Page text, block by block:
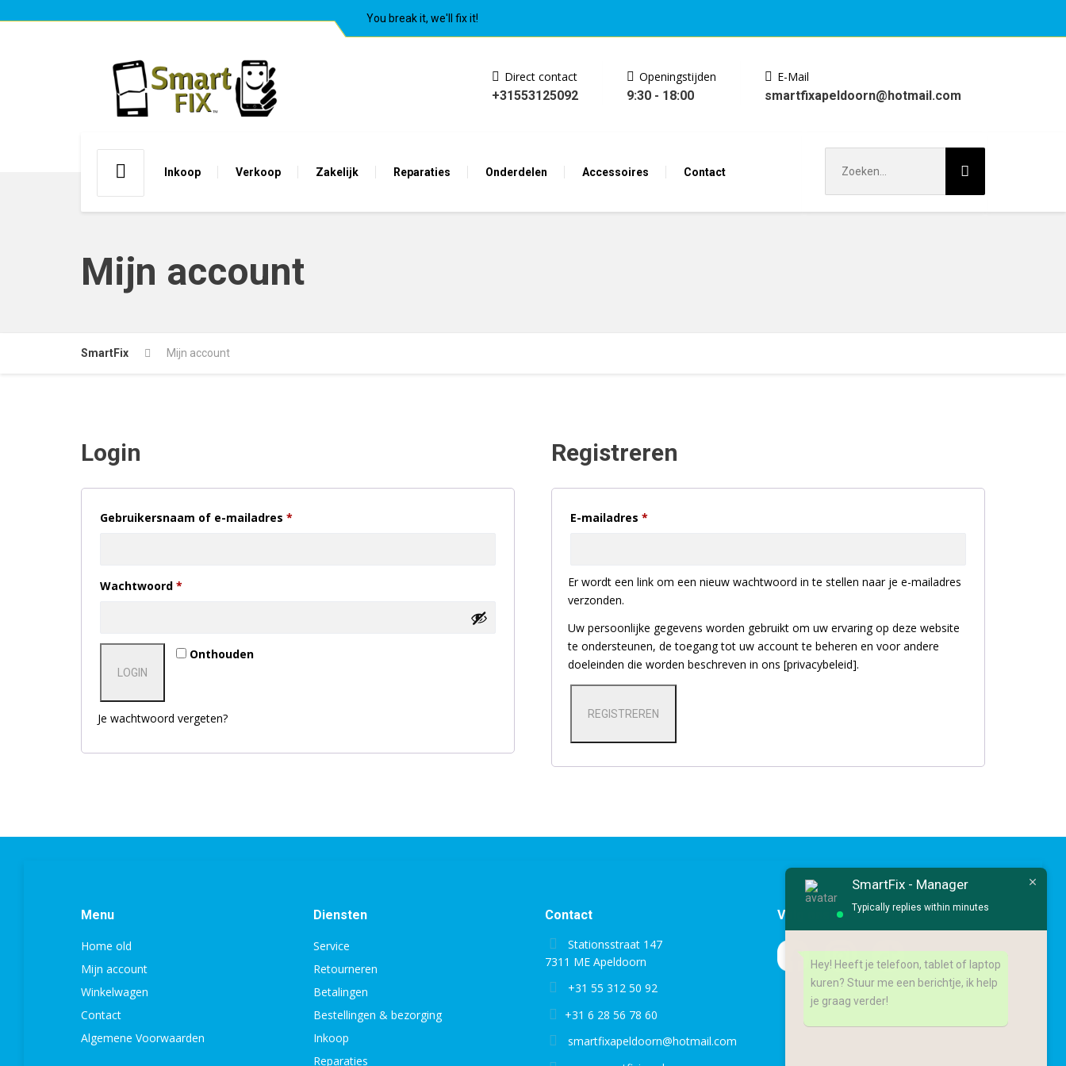
You break it, we'll fix it!
Inkoop Verkoop Zakelijk Reparaties Onderdelen Accessoires Contact
Direct contact
+31553125092
Openingstijden
9:30 - 18:00
E-Mail
smartfixapeldoorn@hotmail.com
naar:
Mijn account
SmartFix Mijn account
Login
Gebruikersnaam of e-mailadres *
Wachtwoord *
Onthouden
LOGIN
Je wachtwoord vergeten?
Registreren
E-mailadres *Vereist
Er wordt een link om een nieuw wachtwoord in te stellen naar je e-mailadres
verzonden.
Uw persoonlijke gegevens worden gebruikt om uw ervaring op deze website
te ondersteunen, de toegang tot uw account te beheren en voor andere
doeleinden die worden beschreven in ons [privacybeleid].
REGISTREREN
Menu
Home old
Mijn account
Winkelwagen
Contact
Algemene Voorwaarden
Diensten
Service
Retourneren
Betalingen
Bestellingen & bezorging
Inkoop
Reparaties
Contact
Stationsstraat 147
7311 ME Apeldoorn
+31 55 312 50 92
+31 6 28 56 78 60
smartfixapeldoorn@hotmail.com
Volg ons op socialmedia
SmartFix - Manager
Typically replies within minutes
Hey! Heeft je telefoon, tablet of laptop
kuren? Stuur me een berichtje, ik help
je graag verder!